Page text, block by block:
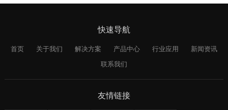
快速导航
首页 关于我们 解决方案 产品中心 行业应用
新闻资讯
联系我们
友情链接